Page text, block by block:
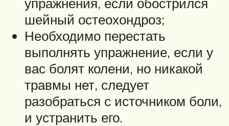
шейный остеохондроз;
Необходимо перестать
выполнять упражнение, если у
вас болят колени, но никакой
травмы нет, следует
разобраться с источником боли,
и устранить его.